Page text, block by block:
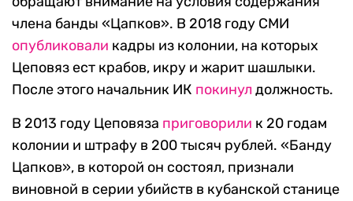
члена банды «Цапков». В 2018 году СМИ
опубликовали кадры из колонии, на которых
Цеповяз ест крабов, икру и жарит шашлыки.
После этого начальник ИК покинул должность.
В 2013 году Цеповяза приговорили к 20 годам
колонии и штрафу в 200 тысяч рублей. «Банду
Цапков», в которой он состоял, признали
виновной в серии убийств в кубанской станице